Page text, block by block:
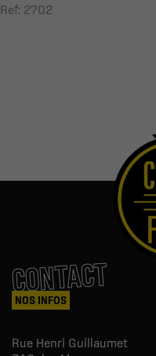
Ref: 2702
CONTACT
NOS INFOS
Rue Henri Guillaumet